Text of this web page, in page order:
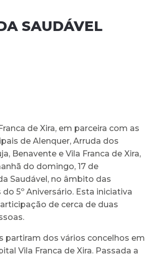
SAUDÁVEL
de Xira, em parceira com as
de Alenquer, Arruda dos
Benavente e Vila Franca de Xira,
do domingo, 17 de
Saudável, no âmbito das
5º Aniversário. Esta iniciativa
de cerca de duas
partiram dos vários concelhos em
Vila Franca de Xira. Passada a